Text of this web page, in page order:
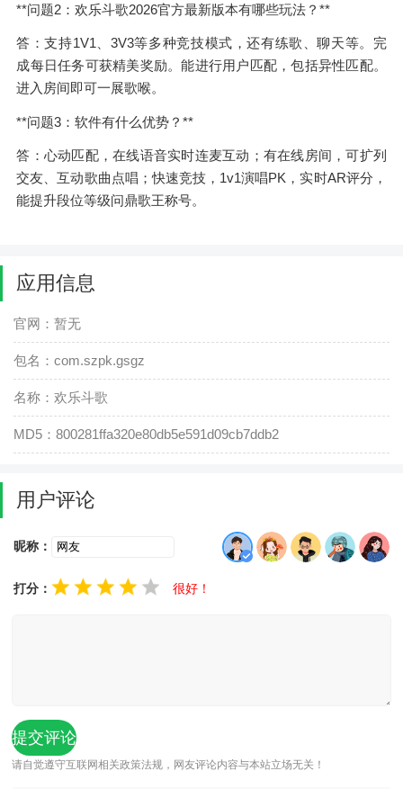
**问题2：欢乐斗歌2026官方最新版本有哪些玩法？**
答：支持1V1、3V3等多种竞技模式，还有练歌、聊天等。完
成每日任务可获精美奖励。能进行用户匹配，包括异性匹配。
进入房间即可一展歌喉。
**问题3：软件有什么优势？**
答：心动匹配，在线语音实时连麦互动；有在线房间，可扩列
交友、互动歌曲点唱；快速竞技，1v1演唱PK，实时AR评分，
能提升段位等级问鼎歌王称号。
应用信息
官网：暂无
包名：com.szpk.gsgz
名称：欢乐斗歌
MD5：800281ffa320e80db5e591d09cb7ddb2
用户评论
昵称：
打分： 很好！
请自觉遵守互联网相关政策法规，网友评论内容与本站立场无关！